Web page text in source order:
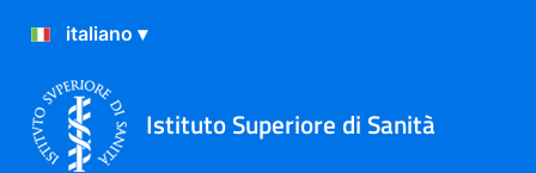
Istituto Superiore di Sanità